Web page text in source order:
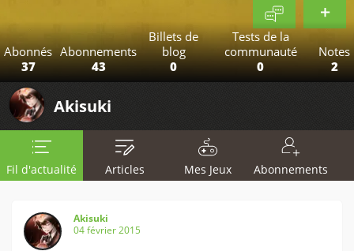
Abonnés
37
Abonnements
43
Billets de
blog
0
Tests de la
communauté
0
Notes
2
Akisuki
Fil d'actualité Articles Mes Jeux Abonnements
Akisuki
04 février 2015